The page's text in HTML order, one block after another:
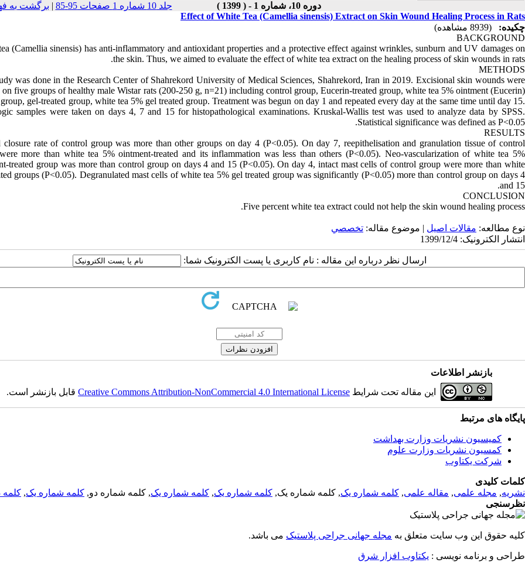
دوره 10، شماره 1 - ( 1399 ) جلد 10 شماره 1 صفحات 95-85 | برگشت به
Effect of White Tea (Camellia sinensis) Extract on Skin Wound Healing Process in Rats
چکیده:
(8939 مشاهده)
BACKGROUND
(Camellia sinensis) has anti-inflammatory and antioxidant properties and a protective effect against wrinkles, sunburn and UV damages on
the skin. Thus, we aimed to evaluate the effect of white tea extract on the healing process of skin wounds in rats.
METHODS
was done in the Research Center of Shahrekord University of Medical Sciences, Shahrekord, Iran in 2019. Excisional skin wounds were
on five groups of healthy male Wistar rats (200-250 g, n=21) including control group, Eucerin-treated group, white tea 5% ointment (Eucerin)
gel-treated group, white tea 5% gel treated group. Treatment was begun on day 1 and repeated every day at the same time until day 15.
samples were taken on days 4, 7 and 15 for histopathological examinations. Kruskal-Wallis test was used to analyze data by SPSS.
Statistical significance was defined as P<0.05.
RESULTS
closure rate of control group was more than other groups on day 4 (P<0.05). On day 7, reepithelisation and granulation tissue of control
more than white tea 5% ointment-treated and its inflammation was less than others (P<0.05). Neo-vascularization of white tea 5%
treated group was more than control group on days 4 and 15 (P<0.05). On day 4, intact mast cells of control group were more than white
groups (P<0.05). Degranulated mast cells of white tea 5% gel treated group was significantly (P<0.05) more than control group on days 4
and 15.
CONCLUSION
Five percent white tea extract could not help the skin wound healing process.
نوع مطالعه: مقالات اصيل | موضوع مقاله: تخصصي
انتشار الکترونیک: 1399/12/4
ارسال نظر درباره این مقاله : نام کاربری یا پست الکترونیک شما:
بازنشر اطلاعات
این مقاله تحت شرایط Creative Commons Attribution-NonCommercial 4.0 International Licenseقابل بازنشر است.
پایگاه های مرتبط
کمیسیون نشریات وزارت بهداشت
کمسیون نشریات وزارت علوم
شرکت یکتاوب
کلمات کلیدی
نشریه, مجله علمی, مقاله علمی, کلمه شماره یک, کلمه شماره یک, کلمه شماره یک, کلمه شماره یک, کلمه شماره دو, کلمه شماره یک, کلمه
نظرسنجی
کلیه حقوق این وب سایت متعلق به مجله جهانی جراحی پلاستیک می باشد.
طراحی و برنامه نویسی : یکتاوب افزار شرق